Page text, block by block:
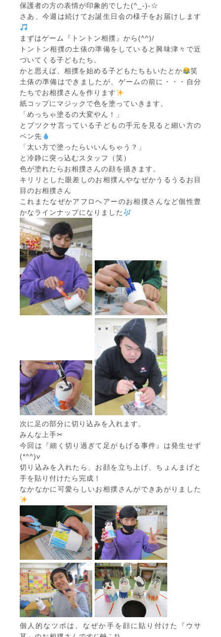
保護者の方の表情が印象的でした(^_-)-☆
さあ、今週は続けてお誕生日会の様子をお届けします
まずはゲーム『トントン相撲』から(^^)/
トントン相撲の土俵の準備をしていると興味津々で近
づいてくる子どもたち。
かと思えば、相撲を始める子どもたちもいたとか
笑
土俵の準備はできましたが、ゲームの前に・・・自分
たちでお相撲さんを作ります
紙コップにマジックで色を塗っていきます。
「めっちゃ塗るの大変やん！」
とブツクサ言っている子どもの手元を見ると細い方の
ペン先
「太い方で塗ったらいいんちゃう？」
と冷静に突っ込むスタッフ（笑）
色が塗れたらお相撲さんの顔を描きます。
キリリとした眼差しのお相撲んやなぜかうるうるお目
目のお相撲さん
これまたなぜかアフロヘアーのお相撲さんなど個性豊
かなラインナップになりました
次に足の部分に切り込みを入れます。
みんな上手✂
今回は『細く切り過ぎて足がもげる事件』は発生せず
(*^^)v
切り込みを入れたら、お顔を立ち上げ、ちょんまげと
手を貼り付けたら完成！
なかなかに可愛らしいお相撲さんができあがりました
個人的なツボは、なぜか手を顔に貼り付けた『ウサ